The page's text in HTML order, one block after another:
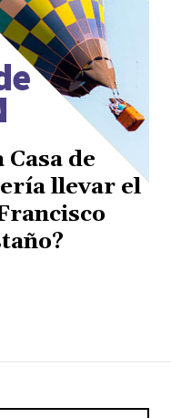
Casa de
llevar el